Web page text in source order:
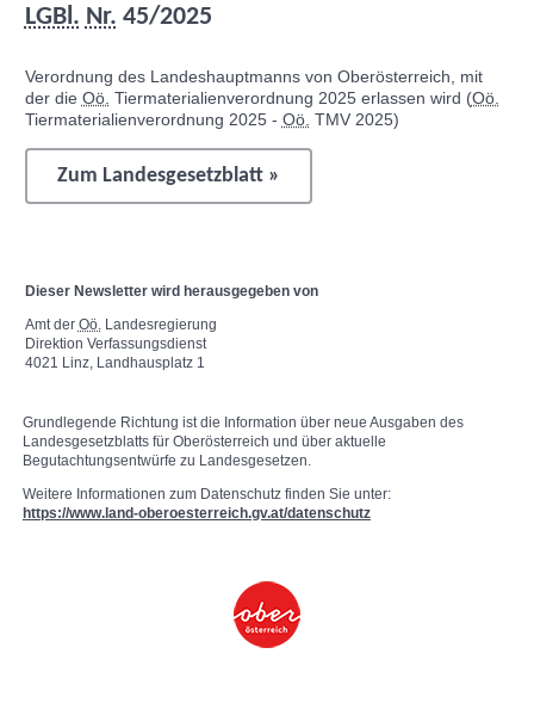
LGBl. Nr. 45/2025
Verordnung des Landeshauptmanns von Oberösterreich, mit
der die Oö. Tiermaterialienverordnung 2025 erlassen wird (Oö.
Tiermaterialienverordnung 2025 - Oö. TMV 2025)
Zum Landesgesetzblatt »
Dieser Newsletterwird herausgegeben von
Amt der Oö.Landesregierung
Direktion Verfassungsdienst
4021 Linz, Landhausplatz 1
Grundlegende Richtung ist die Information über neue Ausgaben des
Landesgesetzblatts für Oberösterreich und über aktuelle
Begutachtungsentwürfe zu Landesgesetzen.
Weitere Informationen zum Datenschutz finden Sie unter:
https://www.land-oberoesterreich.gv.at/datenschutz